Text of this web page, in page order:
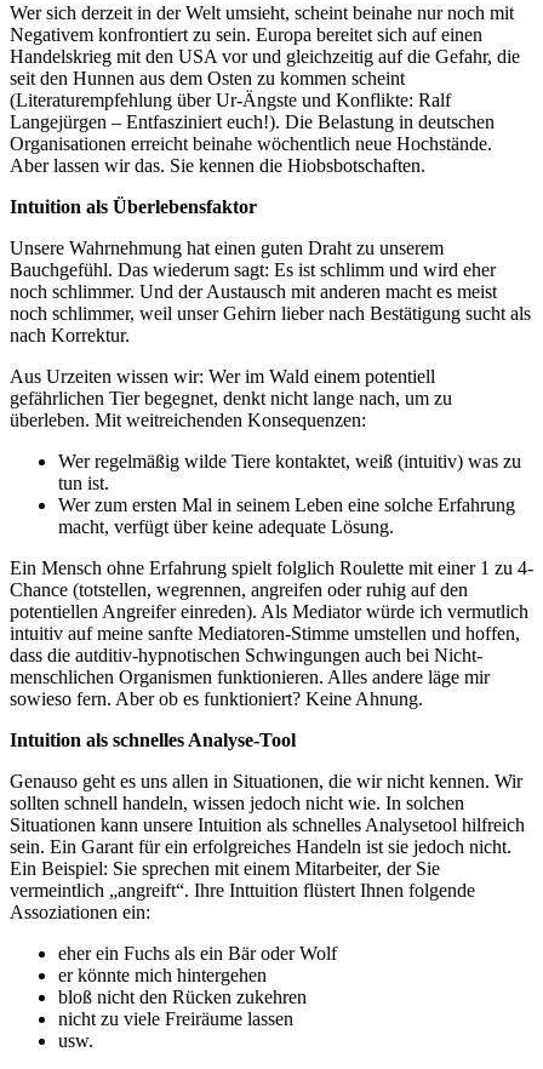
Wer sich derzeit in der Welt umsieht, scheint beinahe nur noch mit
Negativem konfrontiert zu sein. Europa bereitet sich auf einen
Handelskrieg mit den USA vor und gleichzeitig auf die Gefahr, die
seit den Hunnen aus dem Osten zu kommen scheint
(Literaturempfehlung über Ur-Ängste und Konflikte: Ralf
Langejürgen – Entfasziniert euch!). Die Belastung in deutschen
Organisationen erreicht beinahe wöchentlich neue Hochstände.
Aber lassen wir das. Sie kennen die Hiobsbotschaften.
Intuition als Überlebensfaktor
Unsere Wahrnehmung hat einen guten Draht zu unserem
Bauchgefühl. Das wiederum sagt: Es ist schlimm und wird eher
noch schlimmer. Und der Austausch mit anderen macht es meist
noch schlimmer, weil unser Gehirn lieber nach Bestätigung sucht als
nach Korrektur.
Aus Urzeiten wissen wir: Wer im Wald einem potentiell
gefährlichen Tier begegnet, denkt nicht lange nach, um zu
überleben. Mit weitreichenden Konsequenzen:
Wer regelmäßig wilde Tiere kontaktet, weiß (intuitiv) was zu
tun ist.
Wer zum ersten Mal in seinem Leben eine solche Erfahrung
macht, verfügt über keine adequate Lösung.
Ein Mensch ohne Erfahrung spielt folglich Roulette mit einer 1 zu 4-
Chance (totstellen, wegrennen, angreifen oder ruhig auf den
potentiellen Angreifer einreden). Als Mediator würde ich vermutlich
intuitiv auf meine sanfte Mediatoren-Stimme umstellen und hoffen,
dass die autditiv-hypnotischen Schwingungen auch bei Nicht-
menschlichen Organismen funktionieren. Alles andere läge mir
sowieso fern. Aber ob es funktioniert? Keine Ahnung.
Intuition als schnelles Analyse-Tool
Genauso geht es uns allen in Situationen, die wir nicht kennen. Wir
sollten schnell handeln, wissen jedoch nicht wie. In solchen
Situationen kann unsere Intuition als schnelles Analysetool hilfreich
sein. Ein Garant für ein erfolgreiches Handeln ist sie jedoch nicht.
Ein Beispiel: Sie sprechen mit einem Mitarbeiter, der Sie
vermeintlich „angreift“. Ihre Inttuition flüstert Ihnen folgende
Assoziationen ein:
eher ein Fuchs als ein Bär oder Wolf
er könnte mich hintergehen
bloß nicht den Rücken zukehren
nicht zu viele Freiräume lassen
usw.